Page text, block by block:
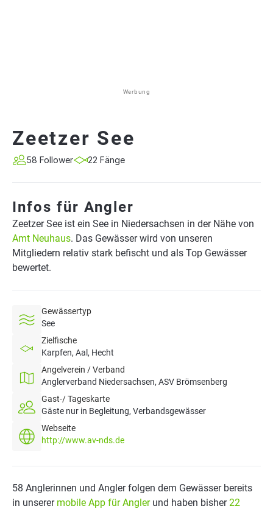
Werbung
Zeetzer See
58 Follower 22 Fänge
Infos für Angler
Zeetzer See ist ein See in Niedersachsen in der Nähe von
Amt Neuhaus. Das Gewässer wird von unseren
Mitgliedern relativ stark befischt und als Top Gewässer
bewertet.
Gewässertyp
See
Zielfische
Karpfen, Aal, Hecht
Angelverein / Verband
Anglerverband Niedersachsen, ASV Brömsenberg
Gast-/ Tageskarte
Gäste nur in Begleitung, Verbandsgewässer
Webseite
http://www.av-nds.de
58 Anglerinnen und Angler folgen dem Gewässer bereits
in unserer mobile App für Anglerund haben bisher22